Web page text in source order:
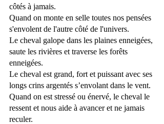
côtés à jamais.
Quand on monte en selle toutes nos pensées
s'envolent de l'autre côté de l'univers.
Le cheval galope dans les plaines enneigées,
saute les rivières et traverse les forêts
enneigées.
Le cheval est grand, fort et puissant avec ses
longs crins argentés s’envolant dans le vent.
Quand on est stressé ou énervé, le cheval le
ressent et nous aide à avancer et ne jamais
reculer.